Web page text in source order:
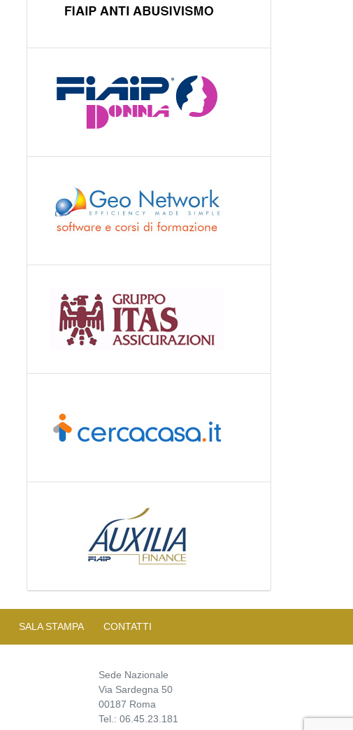
SALA STAMPA CONTATTI
Sede Nazionale
Via Sardegna 50
00187 Roma
Tel.: 06.45.23.181